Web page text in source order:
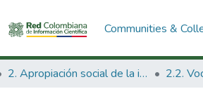
Communities &
2. Apropiación social de la información en Ciencia Tecnología e Innovación